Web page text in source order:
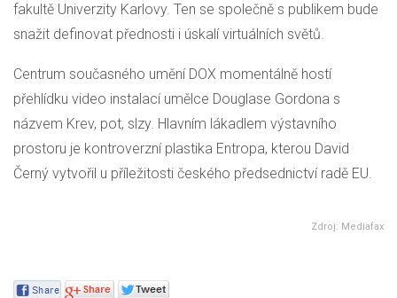
fakultě Univerzity Karlovy. Ten se společně s publikem bude
snažit definovat přednosti i úskalí virtuálních světů.
Centrum současného umění DOX momentálně hostí
přehlídku video instalací umělce Douglase Gordona s
názvem Krev, pot, slzy. Hlavním lákadlem výstavního
prostoru je kontroverzní plastika Entropa, kterou David
Černý vytvořil u příležitosti českého předsednictví radě EU.
Zdroj: Mediafax